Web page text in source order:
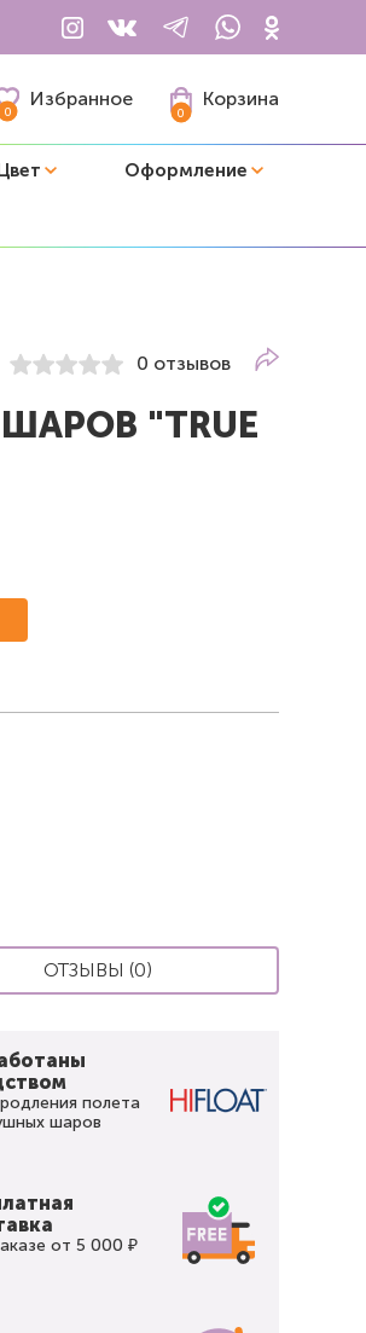
0
Избранное
0
Корзина
Оформление
0 отзывов
"TRUE
ОТЗЫВЫ (0)
полета
шаров
от 5 000 ₽